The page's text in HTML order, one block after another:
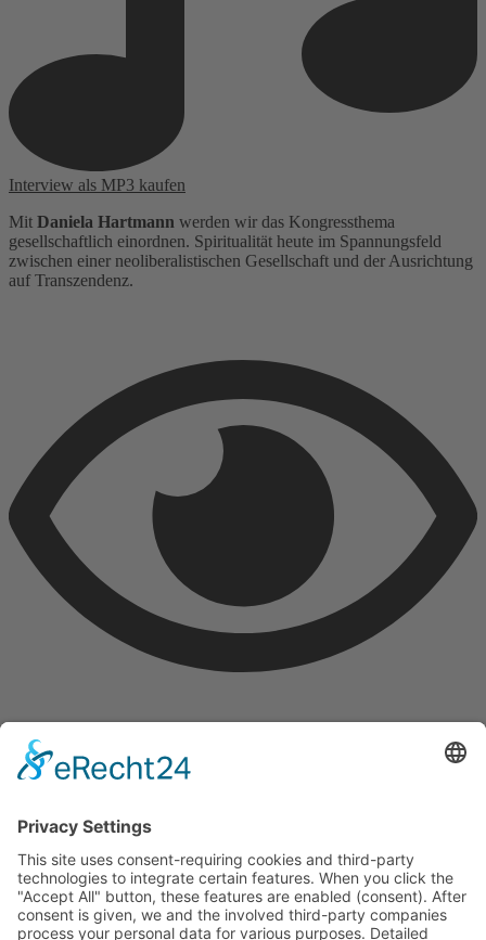
Interview als MP3 kaufen
Mit Daniela Hartmann werden wir das Kongressthema
gesellschaftlich einordnen. Spiritualität heute im Spannungsfeld
zwischen einer neoliberalistischen Gesellschaft und der Ausrichtung
auf Transzendenz.
Interview 48 Stunden ausleihen